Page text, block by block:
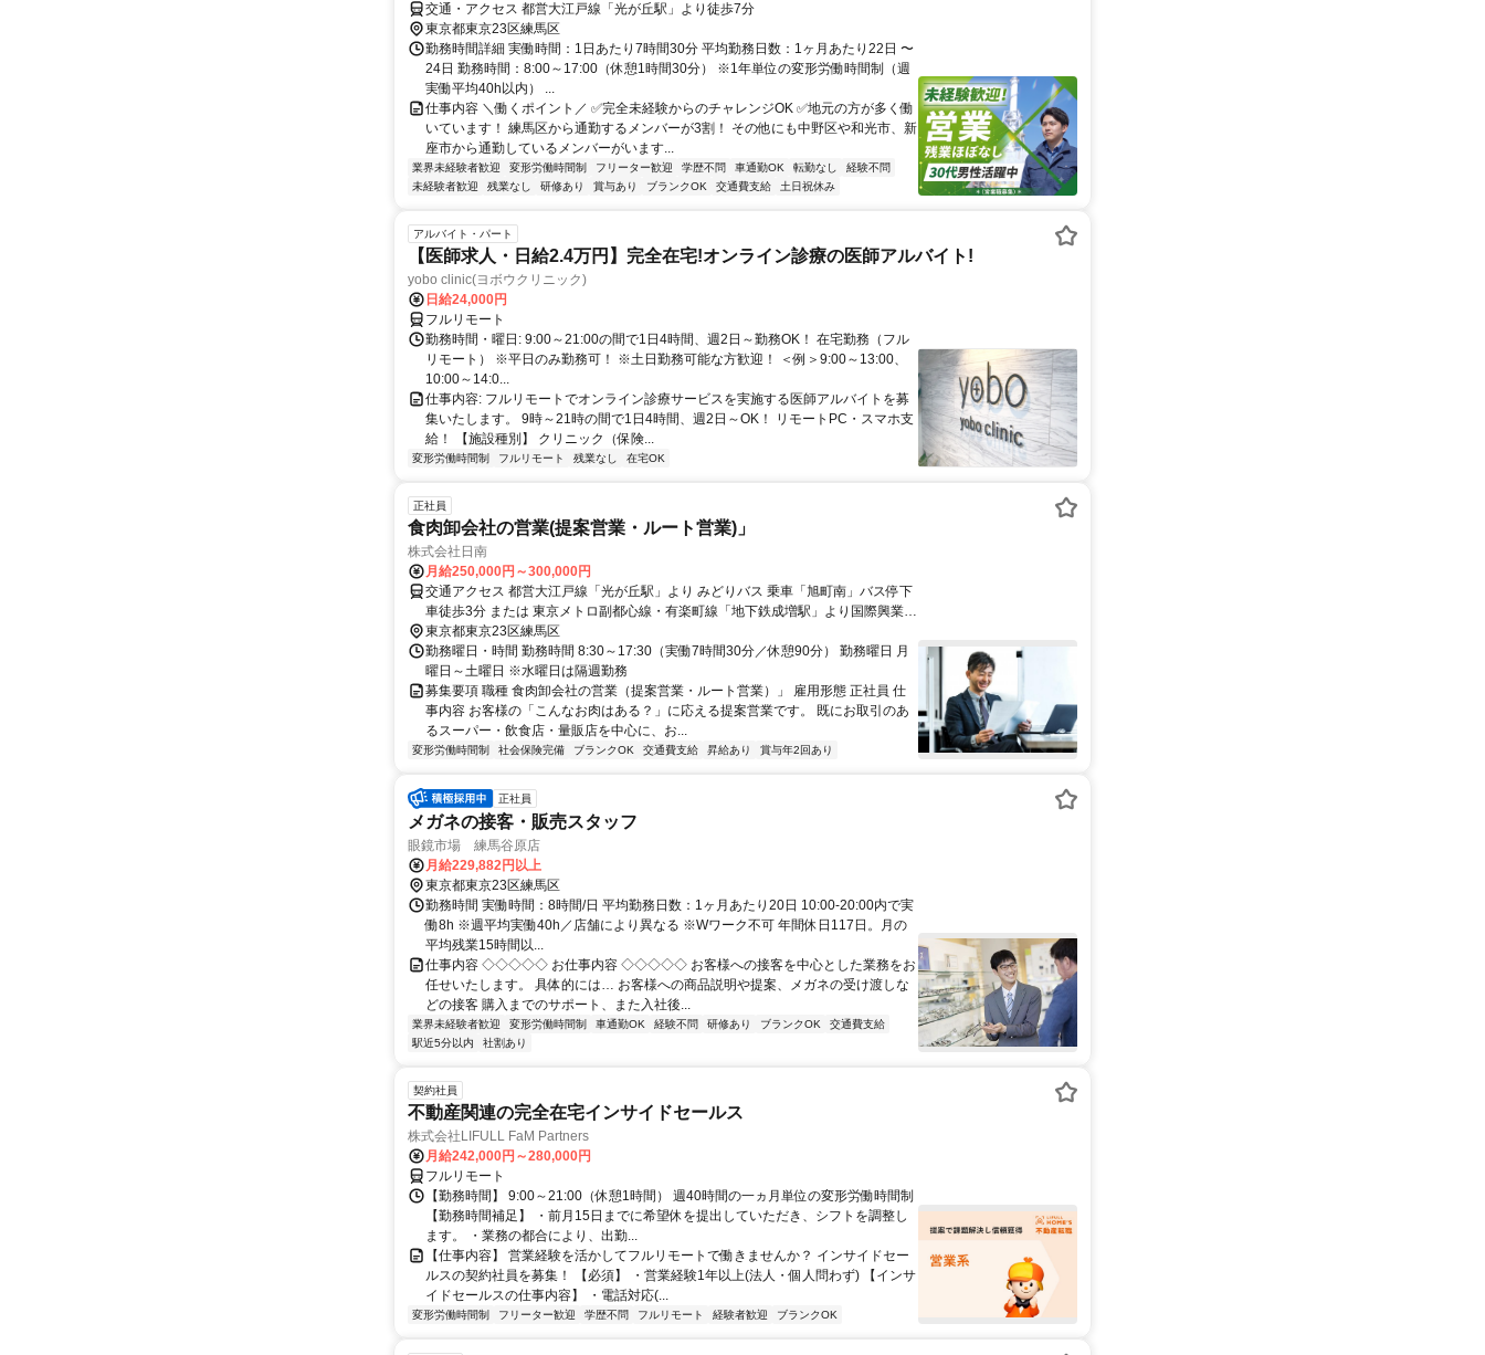
交通・アクセス 都営大江戸線「光が丘駅」より徒歩7分
東京都東京23区練馬区
勤務時間詳細 実働時間：1日あたり7時間30分 平均勤務日数：1ヶ月あたり22日 〜
24日 勤務時間：8:00～17:00（休憩1時間30分） ※1年単位の変形労働時間制（週
実働平均40h以内） ...
仕事内容 ＼働くポイント／ ✅完全未経験からのチャレンジOK ✅地元の方が多く働
いています！ 練馬区から通勤するメンバーが3割！ その他にも中野区や和光市、新
座市から通勤しているメンバーがいます...
業界未経験者歓迎 変形労働時間制 フリーター歓迎 学歴不問 車通勤OK 転勤なし
経験不問
未経験者歓迎
残業なし 研修あり 賞与あり ブランクOK 交通費支給 土日祝休み
アルバイト・パート
【医師求人・日給2.4万円】完全在宅!オンライン診療の医師アルバイト!
yobo clinic(ヨボウクリニック)
日給24,000円
フルリモート
勤務時間・曜日: 9:00～21:00の間で1日4時間、週2日～勤務OK！ 在宅勤務（フル
リモート） ※平日のみ勤務可！ ※土日勤務可能な方歓迎！ ＜例＞9:00～13:00、
10:00～14:0...
仕事内容: フルリモートでオンライン診療サービスを実施する医師アルバイトを募
集いたします。 9時～21時の間で1日4時間、週2日～OK！ リモートPC・スマホ支
給！ 【施設種別】 クリニック（保険...
変形労働時間制 フルリモート 残業なし 在宅OK
正社員
食肉卸会社の営業(提案営業・ルート営業)」
株式会社日南
月給250,000円～300,000円
交通アクセス 都営大江戸線「光が丘駅」より みどりバス 乗車「旭町南」バス停下
車徒歩3分 または 東京メトロ副都心線・有楽町線「地下鉄成増駅」より国際興業バ
ス乗車 「土支田交番」バス停下車徒歩3分
東京都東京23区練馬区
勤務曜日・時間 勤務時間 8:30～17:30（実働7時間30分／休憩90分） 勤務曜日 月
曜日～土曜日 ※水曜日は隔週勤務
募集要項 職種 食肉卸会社の営業（提案営業・ルート営業）」 雇用形態 正社員 仕
事内容 お客様の「こんなお肉はある？」に応える提案営業です。 既にお取引のあ
るスーパー・飲食店・量販店を中心に、お...
変形労働時間制 社会保険完備 ブランクOK 交通費支給 昇給あり 賞与年2回あり
正社員
メガネの接客・販売スタッフ
眼鏡市場 練馬谷原店
月給229,882円以上
東京都東京23区練馬区
勤務時間 実働時間：8時間/日 平均勤務日数：1ヶ月あたり20日 10:00-20:00内で実
働8h ※週平均実働40h／店舗により異なる ※Wワーク不可 年間休日117日。月の
平均残業15時間以...
仕事内容 ◇◇◇◇◇ お仕事内容 ◇◇◇◇◇ お客様への接客を中心とした業務をお
任せいたします。 具体的には… お客様への商品説明や提案、メガネの受け渡しな
どの接客 購入までのサポート、また入社後...
業界未経験者歓迎 変形労働時間制 車通勤OK 経験不問 研修あり ブランクOK
交通費支給
駅近5分以内
社割あり
契約社員
不動産関連の完全在宅インサイドセールス
株式会社LIFULL FaM Partners
月給242,000円～280,000円
フルリモート
【勤務時間】 9:00～21:00（休憩1時間） 週40時間の一ヵ月単位の変形労働時間制
【勤務時間補足】 ・前月15日までに希望休を提出していただき、シフトを調整し
ます。 ・業務の都合により、出勤...
【仕事内容】 営業経験を活かしてフルリモートで働きませんか？ インサイドセー
ルスの契約社員を募集！ 【必須】 ・営業経験1年以上(法人・個人問わず) 【インサ
イドセールスの仕事内容】 ・電話対応(...
変形労働時間制 フリーター歓迎 学歴不問 フルリモート 経験者歓迎 ブランクOK